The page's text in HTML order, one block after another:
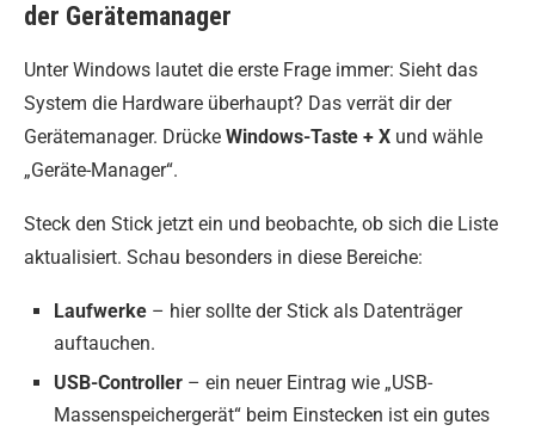
der Gerätemanager
Unter Windows lautet die erste Frage immer: Sieht das
System die Hardware überhaupt? Das verrät dir der
Gerätemanager. Drücke Windows-Taste + X und wähle
„Geräte-Manager“.
Steck den Stick jetzt ein und beobachte, ob sich die Liste
aktualisiert. Schau besonders in diese Bereiche:
Laufwerke – hier sollte der Stick als Datenträger
auftauchen.
USB-Controller – ein neuer Eintrag wie „USB-
Massenspeichergerät“ beim Einstecken ist ein gutes